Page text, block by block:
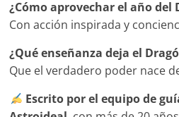
¿Cómo aprovechar el año del
Con acción inspirada y
¿Qué enseñanza deja el
Que el verdadero poder nace
Escrito por el equipo de